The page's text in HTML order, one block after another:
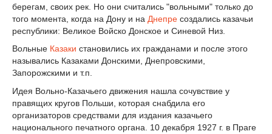
берегам, своих рек. Но они считались "вольными" только до
того момента, когда на Дону и на Днепре создались казачьи
pecпублики: Великое Войско Донское и Синевой Низ.
Вольные Казаки становились их гражданами и после этого
назывались Казаками Донскими, Днепровскими,
Запорожскими и т.п.
Идея Вольно-Казачьего движения нашла сочувствие у
правящих кругов Польши, которая снабдила его
организаторов средствами для издания казачьего
национального печатного органа. 10 декабря 1927 г. в Праге